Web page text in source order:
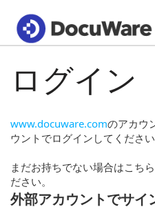
ログイン
www.docuware.comのアカウ
ウントでログインしてください
まだお持ちでない場合はこち
ださい。
外部アカウントでサイ